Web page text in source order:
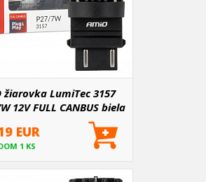
žiarovka LumiTec 3157
12V FULL CANBUS biela
EUR
1 KS